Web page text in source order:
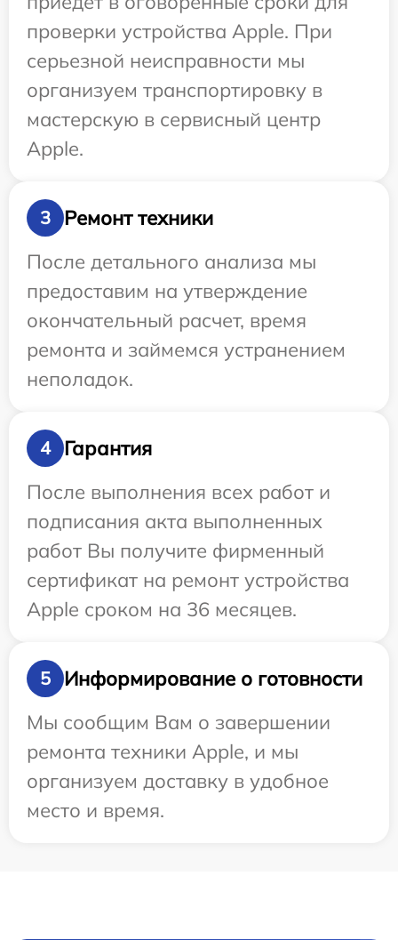
проверки устройства Apple. При
серьезной неисправности мы
организуем транспортировку в
мастерскую в сервисный центр
Apple.
3
Ремонт техники
После детального анализа мы
предоставим на утверждение
окончательный расчет, время
ремонта и займемся устранением
неполадок.
4
Гарантия
После выполнения всех работ и
подписания акта выполненных
работ Вы получите фирменный
сертификат на ремонт устройства
Apple сроком на 36 месяцев.
5
Информирование о готовности
Мы сообщим Вам о завершении
ремонта техники Apple, и мы
организуем доставку в удобное
место и время.